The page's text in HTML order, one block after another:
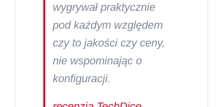
wygrywał praktycznie
pod każdym względem
czy to jakości czy ceny,
nie wspominając o
konfiguracji.